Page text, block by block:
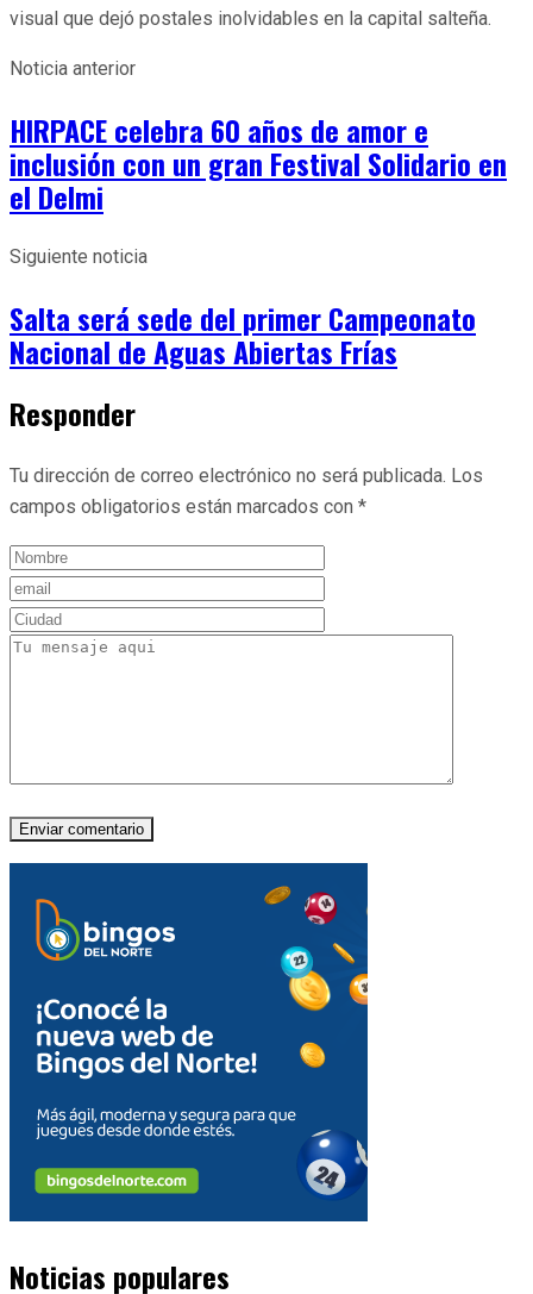
visual que dejó postales inolvidables en la capital salteña.
Noticia anterior
HIRPACE celebra 60 años de amor e
inclusión con un gran Festival Solidario en
el Delmi
Siguiente noticia
Salta será sede del primer Campeonato
Nacional de Aguas Abiertas Frías
Responder
Tu dirección de correo electrónico no será publicada. Los
campos obligatorios están marcados con *
Noticias populares